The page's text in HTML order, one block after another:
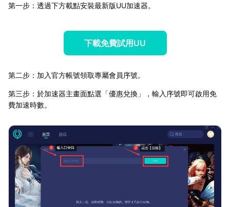
第一步：透過下方載點安裝最新版UU加速器。
下載免費試用UU
第二步：加入官方帳號領取專屬會員序號。
第三步：於加速器主畫面點選「優惠兌換」，輸入序號即可啟用免
費加速時數。